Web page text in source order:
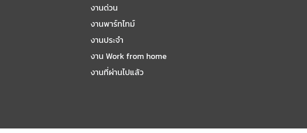
งานด่วน
งานพาร์ทไทม์
งานประจำ
งาน Work from home
งานที่ผ่านไปแล้ว